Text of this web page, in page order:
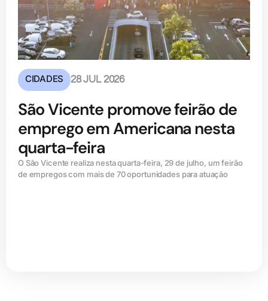
CIDADES 28 JUL 2026
São Vicente promove feirão de
emprego em Americana nesta
quarta-feira
O São Vicente realiza nesta quarta-feira, 29 de julho, um feirão
de empregos com mais de 70 oportunidades para atuação